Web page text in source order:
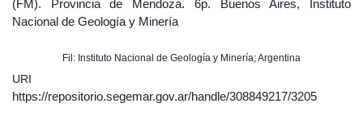
(FM). Provincia de Mendoza. 6p. Buenos Aires, Instituto
Nacional de Geología y Minería
Fil: Instituto Nacional de Geología y Minería; Argentina
URI
https://repositorio.segemar.gov.ar/handle/308849217/3205